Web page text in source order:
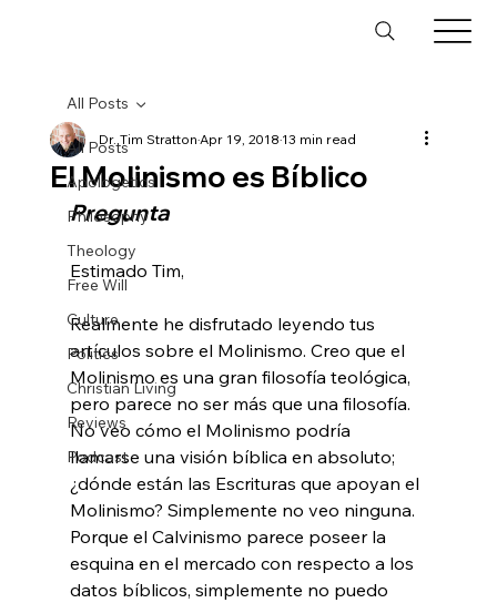
All Posts
Apologetics
Philosophy
Theology
Free Will
Culture
Politics
Christian Living
Reviews
Podcast
All Posts
El Molinismo es Bíblico
Dr. Tim StrattonApr 19, 201813 min read
Pregunta
Estimado Tim,
Realmente he disfrutado leyendo tus
artículos sobre el Molinismo. Creo que el
Molinismo es una gran filosofía teológica,
pero parece no ser más que una filosofía.
No veo cómo el Molinismo podría
llamarse una visión bíblica en absoluto;
¿dónde están las Escrituras que apoyan el
Molinismo? Simplemente no veo ninguna.
Porque el Calvinismo parece poseer la
esquina en el mercado con respecto a los
datos bíblicos, simplemente no puedo